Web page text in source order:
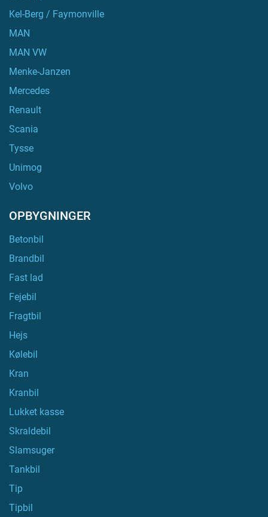
Kel-Berg / Faymonville
MAN
MAN VW
Menke-Janzen
Mercedes
Renault
Scania
Tysse
Unimog
Volvo
OPBYGNINGER
Betonbil
Brandbil
Fast lad
Fejebil
Fragtbil
Hejs
Kølebil
Kran
Kranbil
Lukket kasse
Skraldebil
Slamsuger
Tankbil
Tip
Tipbil